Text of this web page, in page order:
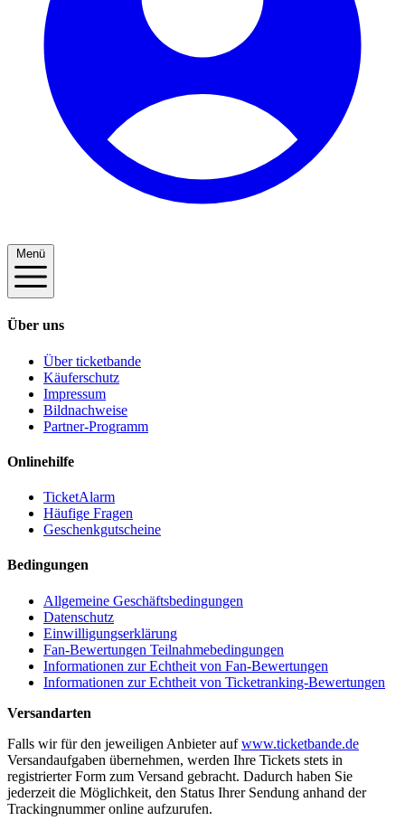
Menü
Über uns
Über ticketbande
Käuferschutz
Impressum
Bildnachweise
Partner-Programm
Onlinehilfe
TicketAlarm
Häufige Fragen
Geschenkgutscheine
Bedingungen
Allgemeine Geschäftsbedingungen
Datenschutz
Einwilligungserklärung
Fan-Bewertungen Teilnahmebedingungen
Informationen zur Echtheit von Fan-Bewertungen
Informationen zur Echtheit von Ticketranking-Bewertungen
Versandarten
Falls wir für den jeweiligen Anbieter aufwww.ticketbande.de
Versandaufgaben übernehmen, werden Ihre Tickets stets in
registrierter Form zum Versand gebracht. Dadurch haben Sie
jederzeit die Möglichkeit, den Status Ihrer Sendung anhand der
Trackingnummer online aufzurufen.